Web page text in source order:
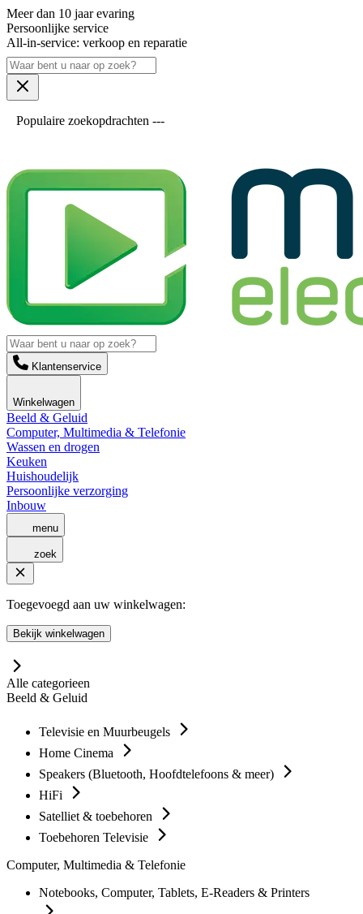
Meer dan 10 jaar evaring
Persoonlijke service
All-in-service: verkoop en reparatie
Populaire zoekopdrachten ---
Klantenservice
Winkelwagen
Beeld & Geluid
Computer, Multimedia & Telefonie
Wassen en drogen
Keuken
Huishoudelijk
Persoonlijke verzorging
Inbouw
menu
zoek
Toegevoegd aan uw winkelwagen:
Bekijk winkelwagen
Alle categorieen
Beeld & Geluid
Televisie en Muurbeugels
Home Cinema
Speakers (Bluetooth, Hoofdtelefoons & meer)
HiFi
Satelliet & toebehoren
Toebehoren Televisie
Computer, Multimedia & Telefonie
Notebooks, Computer, Tablets, E-Readers & Printers